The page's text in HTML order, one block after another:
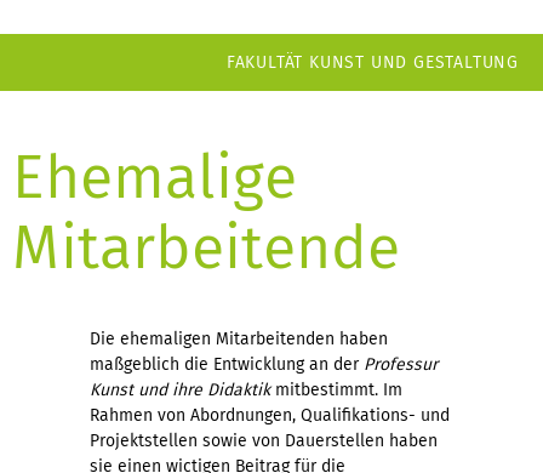
FAKULTÄT KUNST UND GESTALTUNG
Ehemalige
Mitarbeitende
Die ehemaligen Mitarbeitenden haben
maßgeblich die Entwicklung an der Professur
Kunst und ihre Didaktikmitbestimmt. Im
Rahmen von Abordnungen, Qualifikations- und
Projektstellen sowie von Dauerstellen haben
sie einen wictigen Beitrag für die